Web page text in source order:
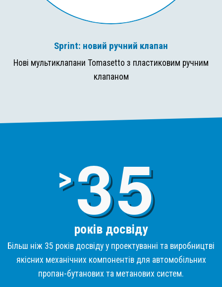
Sprint: новий ручний клапан
Нові мультиклапани Tomasetto з пластиковим ручним
клапаном
>3
років досвіду
Більш ніж 35 років досвіду у проектуванні та виробництві
якісних механічних компонентів для автомобільних
пропан-бутанових та метанових систем.